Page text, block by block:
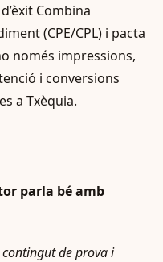
Combina
(CPE/CPL) i pacta
només impressions,
i conversions
a Txèquia.
parla bé amb
de prova i